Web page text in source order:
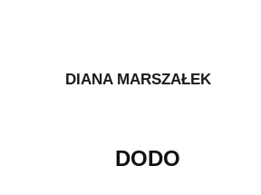
DIANA MARSZAŁEK
DODO